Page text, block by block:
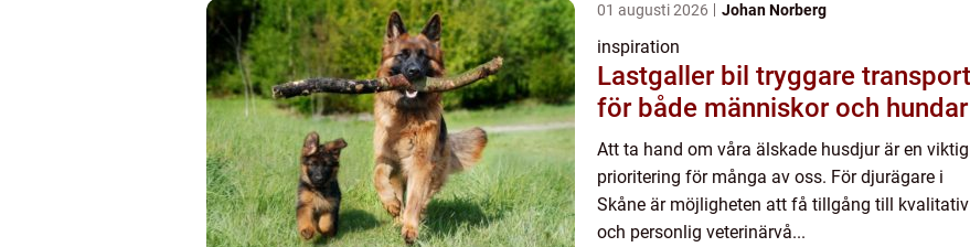
01 augusti 2026 Johan Norberg
inspiration
Lastgaller bil tryggare transport
för både människor och hundar
Att ta hand om våra älskade husdjur är en viktig
prioritering för många av oss. För djurägare i
Skåne är möjligheten att få tillgång till kvalitativ
och personlig veterinärvå...